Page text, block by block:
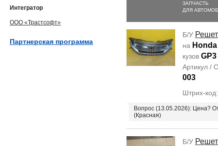
ЗАПЧАСТЬ
ДЛЯ
Б/У
на
кузов GP3
Артикул /
003
Штрих-
Вопрос (13.05.2026): Цена?
(Красная)
Б/У
Интегратор
ООО «Трастсофт»
Партнерская программа